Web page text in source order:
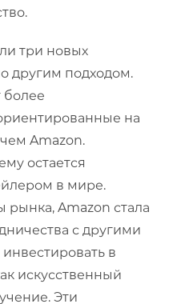
три новых
другим подходом.
более
на
Amazon.
остается
в мире.
рынка, Amazon стала
с другими
в
искусственный
Эти